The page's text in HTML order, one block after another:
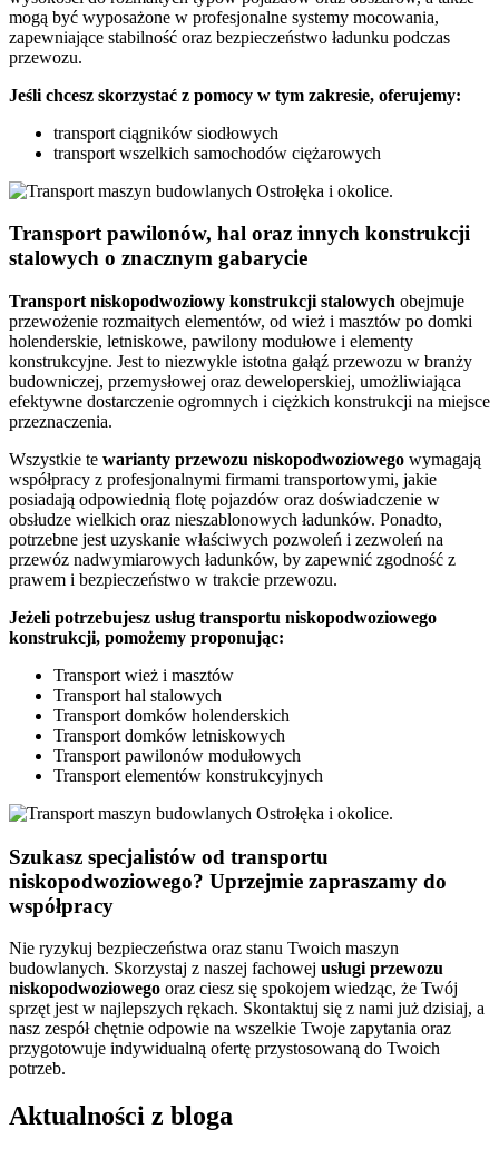
mogą być wyposażone w profesjonalne systemy mocowania,
zapewniające stabilność oraz bezpieczeństwo ładunku podczas
przewozu.
Jeśli chcesz skorzystać z pomocy w tym zakresie, oferujemy:
transport ciągników siodłowych
transport wszelkich samochodów ciężarowych
Transport pawilonów, hal oraz innych konstrukcji
stalowych o znacznym gabarycie
Transport niskopodwoziowy konstrukcji stalowych obejmuje
przewożenie rozmaitych elementów, od wież i masztów po domki
holenderskie, letniskowe, pawilony modułowe i elementy
konstrukcyjne. Jest to niezwykle istotna gałąź przewozu w branży
budowniczej, przemysłowej oraz deweloperskiej, umożliwiająca
efektywne dostarczenie ogromnych i ciężkich konstrukcji na miejsce
przeznaczenia.
Wszystkie te warianty przewozu niskopodwoziowego wymagają
współpracy z profesjonalnymi firmami transportowymi, jakie
posiadają odpowiednią flotę pojazdów oraz doświadczenie w
obsłudze wielkich oraz nieszablonowych ładunków. Ponadto,
potrzebne jest uzyskanie właściwych pozwoleń i zezwoleń na
przewóz nadwymiarowych ładunków, by zapewnić zgodność z
prawem i bezpieczeństwo w trakcie przewozu.
Jeżeli potrzebujesz usług transportu niskopodwoziowego
konstrukcji, pomożemy proponując:
Transport wież i masztów
Transport hal stalowych
Transport domków holenderskich
Transport domków letniskowych
Transport pawilonów modułowych
Transport elementów konstrukcyjnych
Szukasz specjalistów od transportu
niskopodwoziowego? Uprzejmie zapraszamy do
współpracy
Nie ryzykuj bezpieczeństwa oraz stanu Twoich maszyn
budowlanych. Skorzystaj z naszej fachowej usługi przewozu
niskopodwoziowego oraz ciesz się spokojem wiedząc, że Twój
sprzęt jest w najlepszych rękach. Skontaktuj się z nami już dzisiaj, a
nasz zespół chętnie odpowie na wszelkie Twoje zapytania oraz
przygotowuje indywidualną ofertę przystosowaną do Twoich
potrzeb.
Aktualności z bloga